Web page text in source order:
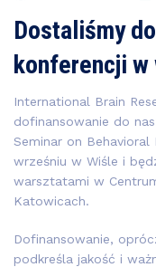
Dostaliśmy
konferencji w
International Brain
dofinansowanie do
Seminar on
wrześniu w Wiśle i
warsztatami w
Katowicach.
Dofinansowanie,
podkreśla jakość i